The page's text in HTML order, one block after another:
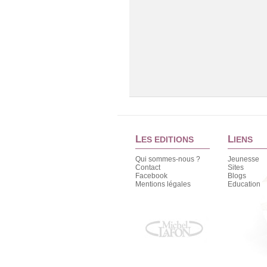
LES EDITIONS
Qui sommes-nous ?
Contact
Facebook
Mentions légales
LIENS
Jeunesse
Sites
Blogs
Education